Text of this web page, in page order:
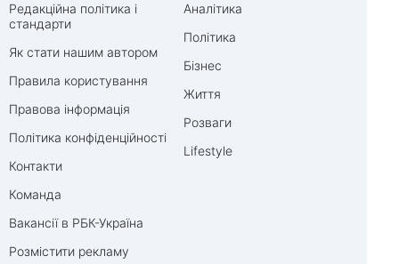
Редакційна політика і
стандарти
Як стати нашим автором
Правила користування
Правова інформація
Політика конфіденційності
Контакти
Команда
Вакансії в РБК-Україна
Розмістити рекламу
Аналітика
Політика
Бізнес
Життя
Розваги
Lifestyle